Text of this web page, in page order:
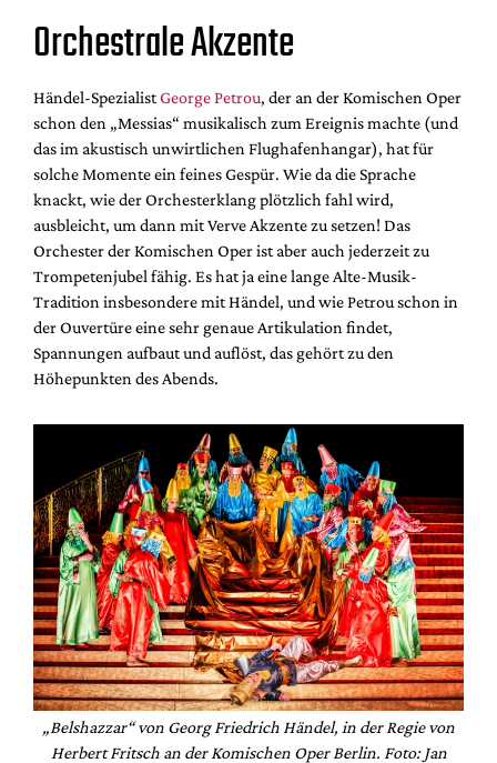
Orchestrale Akzente
Händel-SpezialistGeorge Petrou, der an der Komischen Oper
schon den „Messias“ musikalisch zum Ereignis machte (und
das im akustisch unwirtlichen Flughafenhangar), hat für
solche Momente ein feines Gespür. Wie da die Sprache
knackt, wie der Orchesterklang plötzlich fahl wird,
ausbleicht, um dann mit Verve Akzente zu setzen! Das
Orchester der Komischen Oper ist aber auch jederzeit zu
Trompetenjubel fähig. Es hat ja eine lange Alte-Musik-
Tradition insbesondere mit Händel, und wie Petrou schon in
der Ouvertüre eine sehr genaue Artikulation findet,
Spannungen aufbaut und auflöst, das gehört zu den
Höhepunkten des Abends.
„Belshazzar“ von Georg Friedrich Händel, in der Regie von
Herbert Fritsch an der Komischen Oper Berlin. Foto: Jan